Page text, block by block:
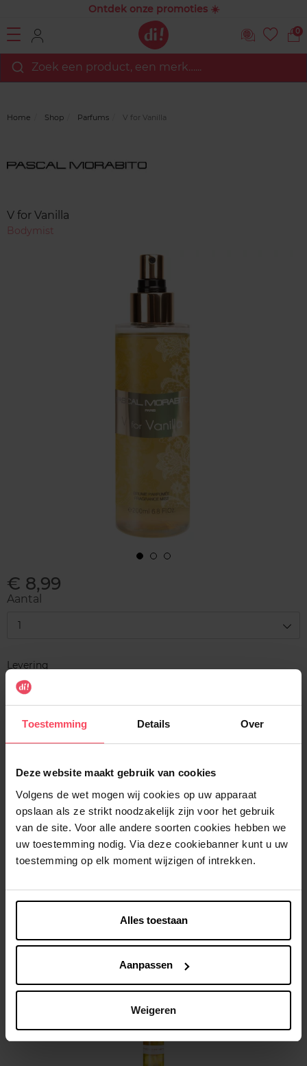
Toestemming Details Over
Deze website maakt gebruik van cookies
Volgens de wet mogen wij cookies op uw apparaat
opslaan als ze strikt noodzakelijk zijn voor het gebruik
van de site. Voor alle andere soorten cookies hebben we
uw toestemming nodig. Via deze cookiebanner kunt u uw
toestemming op elk moment wijzigen of intrekken.
Alles toestaan
Aanpassen
Weigeren
Ontdek onze promoties ☀️
0
Zoek een product, een merk…...
Home Shop Parfums V for Vanilla
V for Vanilla
Bodymist
€ 8,99
Aantal
1
Levering
Voorradig
In winkelmandje
Gratis levering bij aankoop van min. 35€.
Gratis retour in je winkelpunt
Verzending binnen 24u